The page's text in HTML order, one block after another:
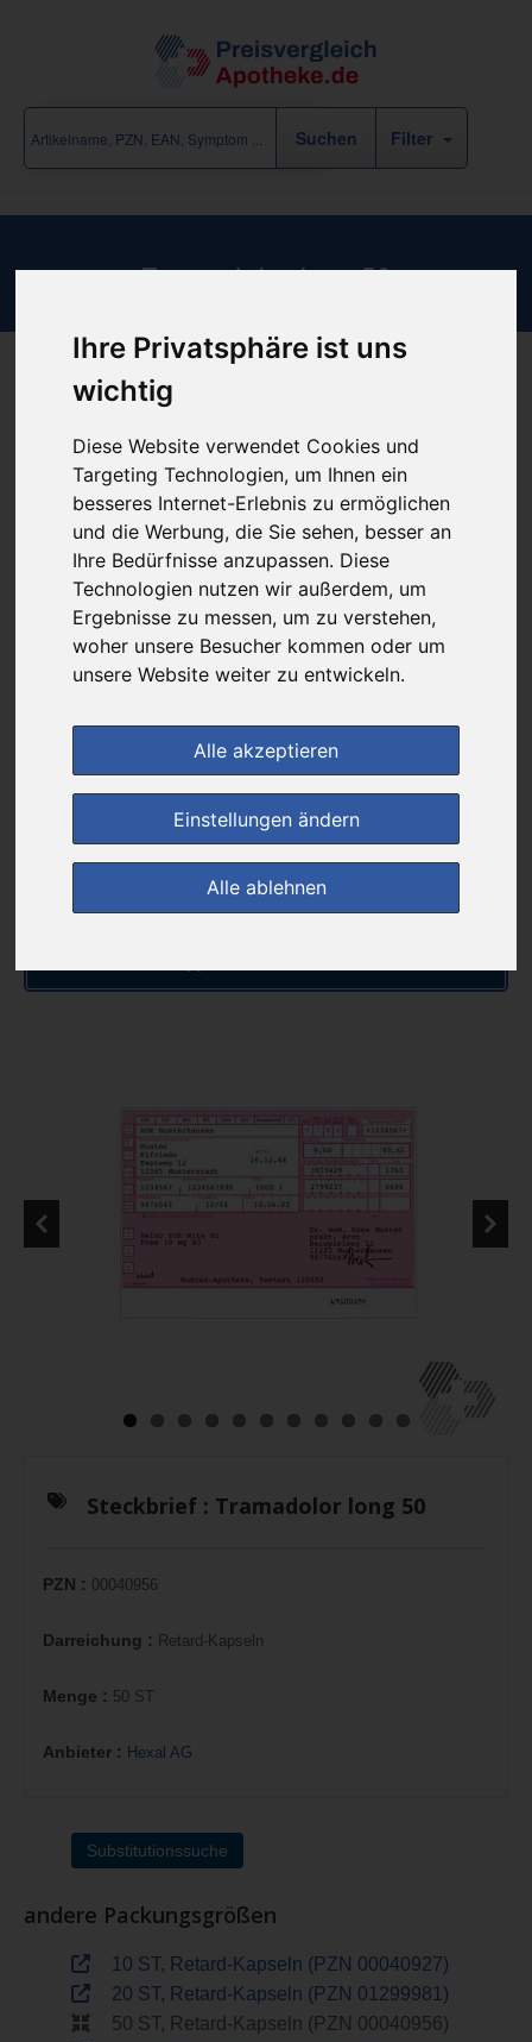
Ihre Privatsphäre ist uns
wichtig
Diese Website verwendet Cookies und
Targeting Technologien, um Ihnen ein
besseres Internet-Erlebnis zu ermöglichen
und die Werbung, die Sie sehen, besser an
Ihre Bedürfnisse anzupassen. Diese
Technologien nutzen wir außerdem, um
Ergebnisse zu messen, um zu verstehen,
woher unsere Besucher kommen oder um
unsere Website weiter zu entwickeln.
Alle akzeptieren
Einstellungen ändern
Alle ablehnen
Filter
Tramadolor long 50
Produkt empfehlen
günstigster Produktpreis ab
16,36 €
bei
Rathaus Apotheke
versandkostenfrei
Preis pro 1 ST / 0,33 €
im Shop bestellen
Steckbrief : Tramadolor long 50
PZN : 00040956
Darreichung : Retard-Kapseln
Menge : 50 ST
Anbieter : Hexal AG
Substitutionssuche
andere Packungsgrößen
10 ST, Retard-Kapseln (PZN 00040927)
20 ST, Retard-Kapseln (PZN 01299981)
50 ST, Retard-Kapseln (PZN 00040956)